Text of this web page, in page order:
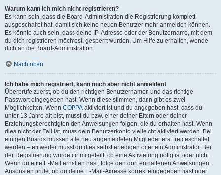
Warum kann ich mich nicht registrieren?
Es kann sein, dass die Board-Administration die Registrierung komplett
ausgeschaltet hat, damit sich keine neuen Benutzer mehr anmelden können.
Es könnte auch sein, dass deine IP-Adresse oder der Benutzername, mit dem
du dich registrieren möchtest, gesperrt wurden. Um Hilfe zu erhalten, wende
dich an die Board-Administration.
Nach oben
Ich habe mich registriert, kann mich aber nicht anmelden!
Überprüfe zuerst, ob du den richtigen Benutzernamen und das richtige
Passwort eingegeben hast. Wenn diese stimmen, dann gibt es zwei
Möglichkeiten. Wenn COPPA aktiviert ist und du angegeben hast, dass du
unter 13 Jahre alt bist, musst du bzw. einer deiner Eltern oder deiner
Erziehungsberechtigten den Anweisungen folgen, die du erhalten hast. Wenn
dies nicht der Fall ist, muss dein Benutzerkonto vielleicht aktiviert werden. Bei
einigen Boards müssen alle neu angemeldeten Mitglieder erst freigeschaltet
werden – entweder musst du dies selbst erledigen oder ein Administrator. Bei
der Registrierung wurde dir mitgeteilt, ob eine Aktivierung nötig ist oder nicht.
Wenn du eine E-Mail erhalten hast, folge den dort enthaltenen Anweisungen.
Ansonsten prüfe, ob du deine E-Mail-Adresse korrekt eingegeben hast oder